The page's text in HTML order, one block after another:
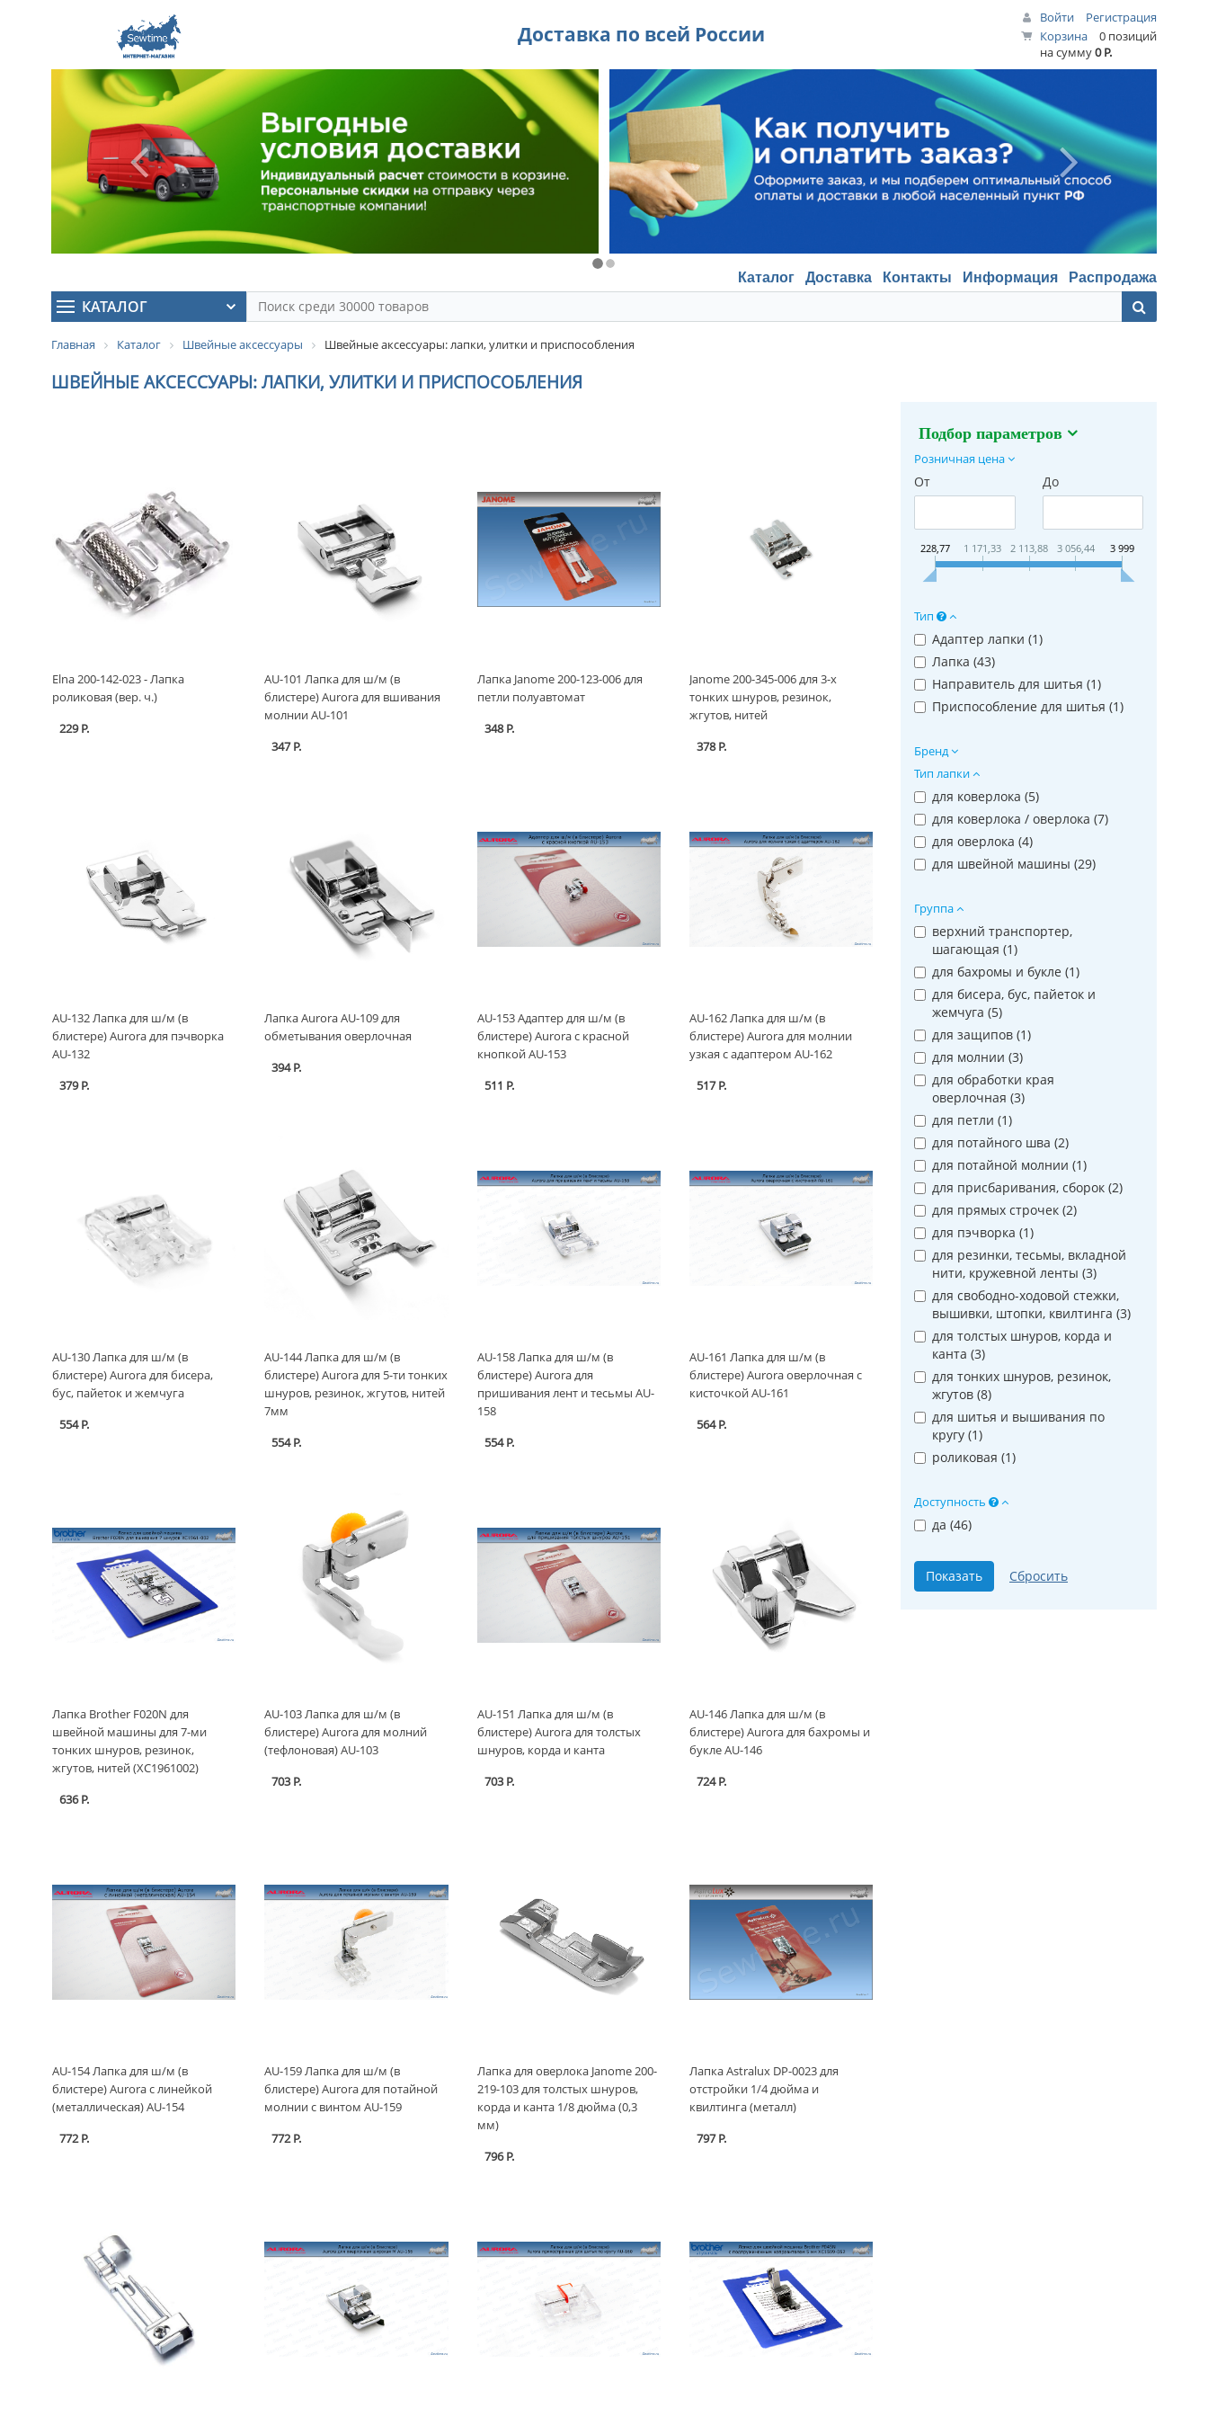
Войти
Регистрация
Корзина
0 позиций
на сумму0 Р.
Доставка по всей России
Каталог Доставка Контакты Информация Распродажа
КАТАЛОГ
Главная Каталог Швейные аксессуары Швейные аксессуары: лапки, улитки и приспособления
ШВЕЙНЫЕ АКСЕССУАРЫ: ЛАПКИ, УЛИТКИ И ПРИСПОСОБЛЕНИЯ
Подбор параметров
Розничная цена
От До
228,77 1 171,33 2 113,88 3 056,44 3 999
Тип
Адаптер лапки (1)
Лапка (43)
Направитель для шитья (1)
Приспособление для шитья (1)
Бренд
Тип лапки
для коверлока (5)
для коверлока / оверлока (7)
для оверлока (4)
для швейной машины (29)
Группа
верхний транспортер,
шагающая (1)
для бахромы и букле (1)
для бисера, бус, пайеток и
жемчуга (5)
для защипов (1)
для молнии (3)
для обработки края
оверлочная (3)
для петли (1)
для потайного шва (2)
для потайной молнии (1)
для присбаривания, сборок (2)
для прямых строчек (2)
для пэчворка (1)
для резинки, тесьмы, вкладной
нити, кружевной ленты (3)
для свободно-ходовой стежки,
вышивки, штопки, квилтинга (3)
для толстых шнуров, корда и
канта (3)
для тонких шнуров, резинок,
жгутов (8)
для шитья и вышивания по
кругу (1)
роликовая (1)
Доступность
да (46)
Elna 200-142-023 - Лапка
роликовая (вер. ч.)
229 Р.
AU-101 Лапка для ш/м (в
блистере) Aurora для вшивания
молнии AU-101
347 Р.
Лапка Janome 200-123-006 для
петли полуавтомат
348 Р.
Janome 200-345-006 для 3-х
тонких шнуров, резинок,
жгутов, нитей
378 Р.
AU-132 Лапка для ш/м (в
блистере) Aurora для пэчворка
AU-132
379 Р.
Лапка Aurora AU-109 для
обметывания оверлочная
394 Р.
AU-153 Адаптер для ш/м (в
блистере) Aurora с красной
кнопкой AU-153
511 Р.
AU-162 Лапка для ш/м (в
блистере) Aurora для молнии
узкая с адаптером AU-162
517 Р.
AU-130 Лапка для ш/м (в
блистере) Aurora для бисера,
бус, пайеток и жемчуга
554 Р.
AU-144 Лапка для ш/м (в
блистере) Aurora для 5-ти тонких
шнуров, резинок, жгутов, нитей
7мм
554 Р.
AU-158 Лапка для ш/м (в
блистере) Aurora для
пришивания лент и тесьмы AU-
158
554 Р.
AU-161 Лапка для ш/м (в
блистере) Aurora оверлочная с
кисточкой AU-161
564 Р.
Лапка Brother F020N для
швейной машины для 7-ми
тонких шнуров, резинок,
жгутов, нитей (XC1961002)
636 Р.
AU-103 Лапка для ш/м (в
блистере) Aurora для молний
(тефлоновая) AU-103
703 Р.
AU-151 Лапка для ш/м (в
блистере) Aurora для толстых
шнуров, корда и канта
703 Р.
AU-146 Лапка для ш/м (в
блистере) Aurora для бахромы и
букле AU-146
724 Р.
AU-154 Лапка для ш/м (в
блистере) Aurora с линейкой
(металлическая) AU-154
772 Р.
AU-159 Лапка для ш/м (в
блистере) Aurora для потайной
молнии с винтом AU-159
772 Р.
Лапка для оверлока Janome 200-
219-103 для толстых шнуров,
корда и канта 1/8 дюйма (0,3
мм)
796 Р.
Лапка Astralux DP-0023 для
отстройки 1/4 дюйма и
квилтинга (металл)
797 Р.